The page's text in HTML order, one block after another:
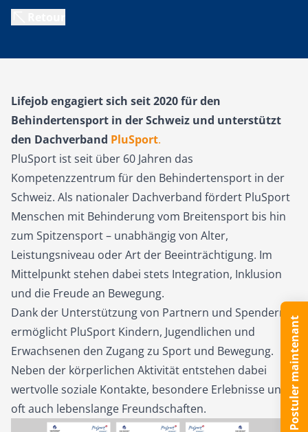
Lifejob engagiert sich seit 2020 für den
Behindertensport in der Schweiz und unterstützt
den Dachverband PluSport.
PluSport ist seit über 60 Jahren das
Kompetenzzentrum für den Behindertensport in der
Schweiz. Als nationaler Dachverband fördert PluSport
Menschen mit Behinderung vom Breitensport bis hin
zum Spitzensport – unabhängig von Alter,
Leistungsniveau oder Art der Beeinträchtigung. Im
Mittelpunkt stehen dabei stets Integration, Inklusion
und die Freude an Bewegung.
Dank der Unterstützung von Partnern und Spendern
ermöglicht PluSport Kindern, Jugendlichen und
Erwachsenen den Zugang zu Sport und Bewegung.
Neben der körperlichen Aktivität entstehen dabei
wertvolle soziale Kontakte, besondere Erlebnisse und
oft auch lebenslange Freundschaften.
Postuler maintenant